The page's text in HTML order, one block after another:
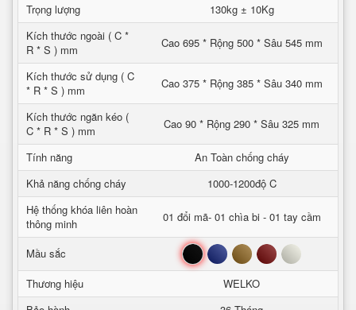
Trọng lượng
130kg ± 10Kg
Kích thước ngoài ( C *
R * S ) mm
Cao 695 * Rộng 500 * Sâu 545 mm
Kích thước sử dụng ( C
* R * S ) mm
Cao 375 * Rộng 385 * Sâu 340 mm
Kích thước ngăn kéo (
C * R * S ) mm
Cao 90 * Rộng 290 * Sâu 325 mm
Tính năng
An Toàn chống cháy
Khả năng chống cháy
1000-1200độ C
Hệ thống khóa liên hoàn
thông minh
01 đổi mã- 01 chìa bi - 01 tay cầm
Mầu sắc Đen Xanh Nâu Đỏ Trắng
Thương hiệu
WELKO